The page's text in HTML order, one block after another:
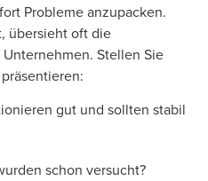
Probleme anzupacken.
übersieht oft die
Stellen Sie
gut und sollten stabil
schon versucht?